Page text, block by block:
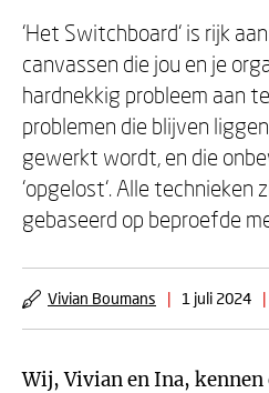
‘Het Switchboard‘ is rijk
canvassen die jou en je
hardnekkig probleem aan
problemen die blijven
gewerkt wordt, en die
‘opgelost‘. Alle technieken
gebaseerd op beproefde
Vivian Boumans | 1 juli 2024 |
Wij, Vivian en Ina, kennen